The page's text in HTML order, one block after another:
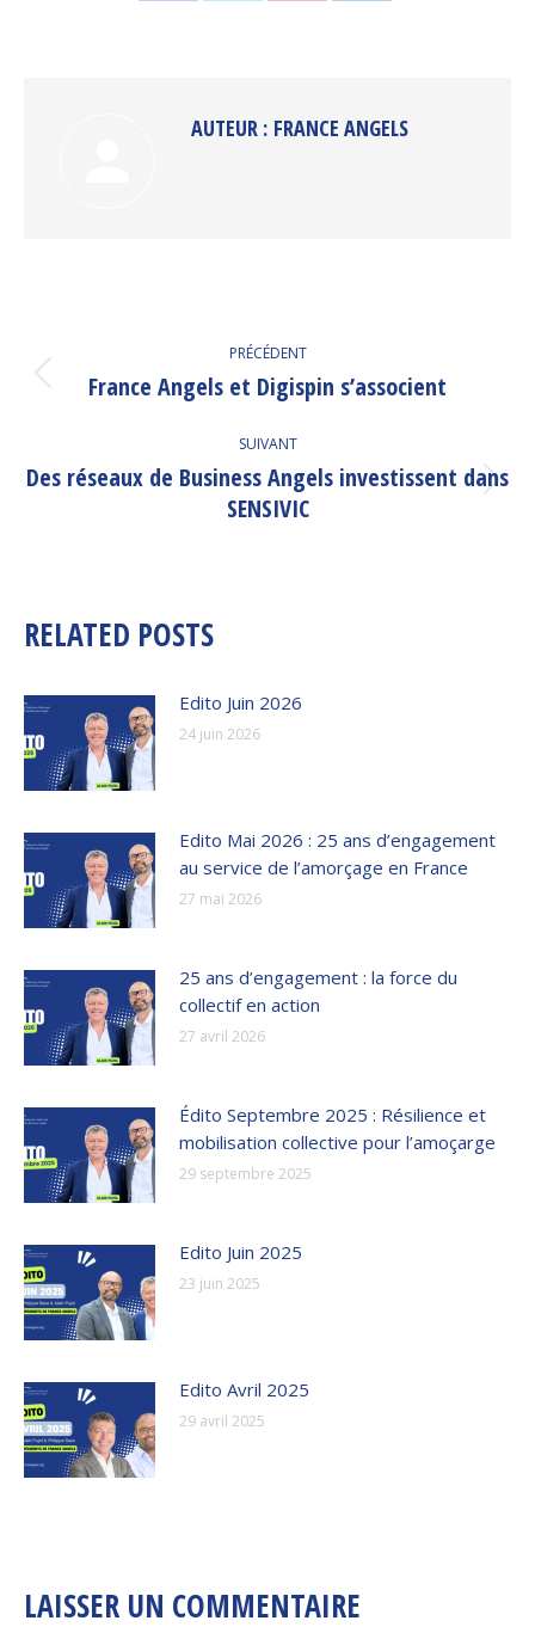
AUTEUR : FRANCE ANGELS
ARTICLE
PRÉCÉDENT
Article
:
France Angels et Digispin s’associent
SUIVANT
Article
suivant
Des réseaux de Business Angels investissent dans
SENSIVIC
RELATED POSTS
Edito Juin 2026
24 juin 2026
Edito Mai 2026 : 25 ans d’engagement
au service de l’amorçage en France
27 mai 2026
25 ans d’engagement : la force du
collectif en action
27 avril 2026
Édito Septembre 2025 : Résilience et
mobilisation collective pour l’amoçarge
29 septembre 2025
Edito Juin 2025
23 juin 2025
Edito Avril 2025
29 avril 2025
LAISSER UN COMMENTAIRE